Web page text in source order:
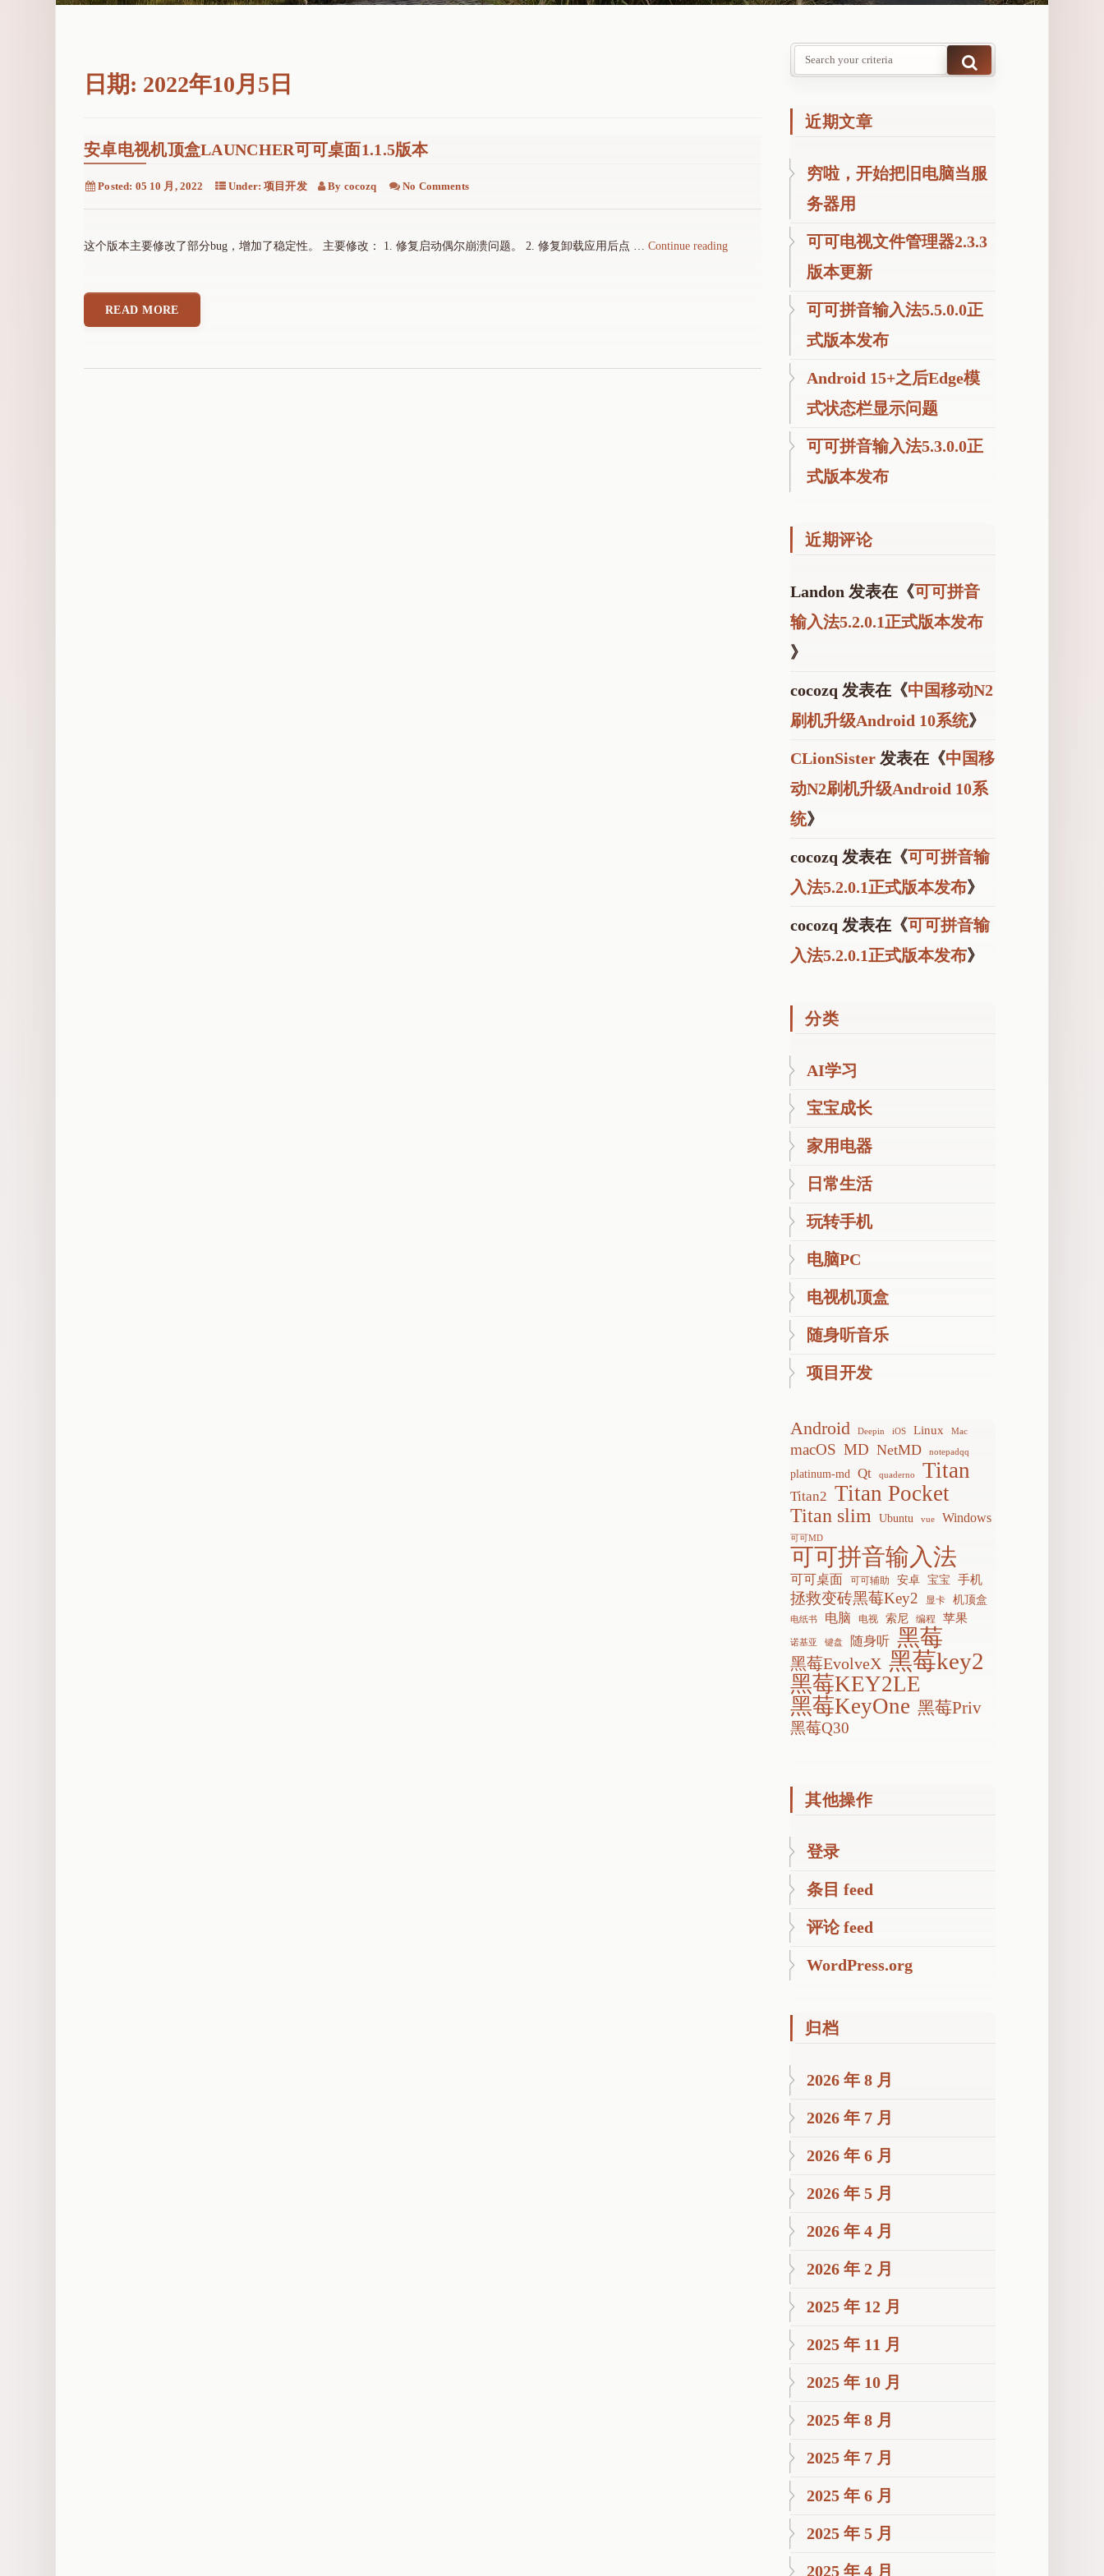
日期: 2022年10月5日
安卓电视机顶盒LAUNCHER可可桌面1.1.5版本
Posted: 05 10 月, 2022 Under:项目开发 By cocozq No Comments
这个版本主要修改了部分bug，增加了稳定性。 主要修改： 1. 修复启动偶尔崩溃问题。 2. 修复卸载应用后点 … Continue reading"
顶
READ MORE
近期文章
穷啦，开始把旧电脑当服
务器用
可可电视文件管理器2.3.3
版本更新
可可拼音输入法5.5.0.0正
式版本发布
Android 15+之后Edge模
式状态栏显示问题
可可拼音输入法5.3.0.0正
式版本发布
近期评论
Landon 发表在《可可拼音
输入法5.2.0.1正式版本发布
》
cocozq 发表在《中国移动N2
刷机升级Android 10系统》
CLionSister 发表在《中国移
动N2刷机升级Android 10系
统》
cocozq 发表在《可可拼音输
入法5.2.0.1正式版本发布》
cocozq 发表在《可可拼音输
入法5.2.0.1正式版本发布》
分类
AI学习
宝宝成长
家用电器
日常生活
玩转手机
电脑PC
电视机顶盒
随身听音乐
项目开发
Android Deepin iOS Linux Mac
macOS MD NetMD notepadqq
platinum-md Qt quaderno Titan
Titan2 Titan Pocket
Titan slim Ubuntu vue Windows
可可MD
可可拼音输入法
可可桌面 可可辅助 安卓 宝宝 手机
拯救变砖黑莓Key2 显卡 机顶盒
电纸书 电脑 电视 索尼 编程 苹果
诺基亚 键盘 随身听 黑莓
黑莓EvolveX 黑莓key2
黑莓KEY2LE
黑莓KeyOne 黑莓Priv
黑莓Q30
其他操作
登录
条目 feed
评论 feed
WordPress.org
归档
2026 年 8 月
2026 年 7 月
2026 年 6 月
2026 年 5 月
2026 年 4 月
2026 年 2 月
2025 年 12 月
2025 年 11 月
2025 年 10 月
2025 年 8 月
2025 年 7 月
2025 年 6 月
2025 年 5 月
2025 年 4 月